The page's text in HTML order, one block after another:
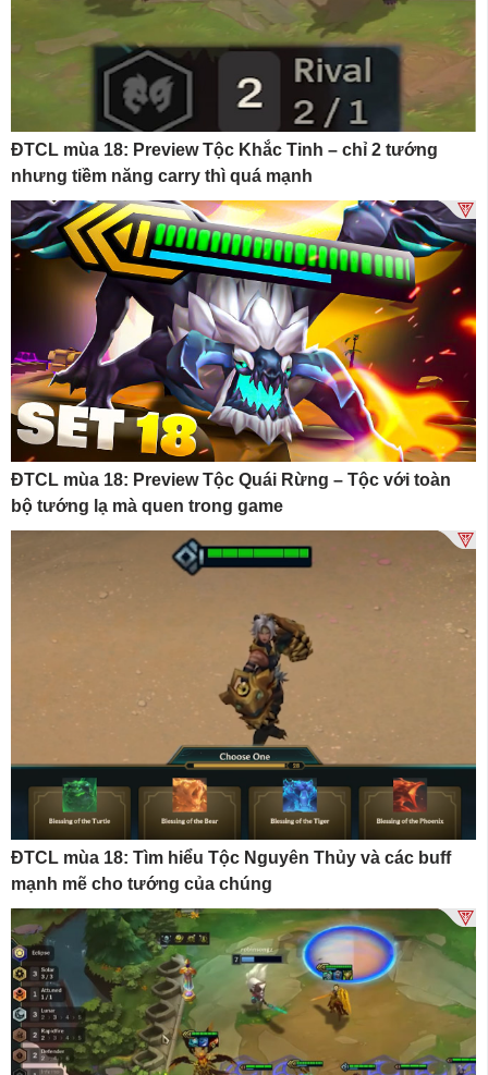
ĐTCL mùa 18: Preview Tộc Khắc Tinh – chỉ 2 tướng
nhưng tiềm năng carry thì quá mạnh
ĐTCL mùa 18: Preview Tộc Quái Rừng – Tộc với toàn
bộ tướng lạ mà quen trong game
ĐTCL mùa 18: Tìm hiểu Tộc Nguyên Thủy và các buff
mạnh mẽ cho tướng của chúng